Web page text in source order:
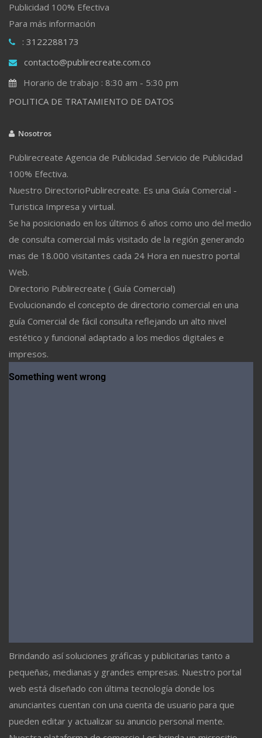
Publicidad 100% Efectiva
Para más información
: 3122288173
contacto@publirecreate.com.co
Horario de trabajo : 8:30 am - 5:30 pm
POLITICA DE TRATAMIENTO DE DATOS
Nosotros
Publirecreate Agencia de Publicidad .Servicio de Publicidad
100% Efectiva.
Nuestro DirectorioPublirecreate. Es una Guía Comercial -
Turistica Impresa y virtual.
Se ha posicionado en los últimos 6 años como uno del medio
de consulta comercial más visitado de la región generando
mas de 18.000 visitantes cada 24 Hora en nuestro portal
Web.
Directorio Publirecreate ( Guía Comercial)
Evolucionando el concepto de directorio comercial en una
guía Comercial de fácil consulta reflejando un alto nivel
estético y funcional adaptado a los medios digitales e
impresos.
Brindando así soluciones gráficas y publicitarias tanto a
pequeñas, medianas y grandes empresas. Nuestro portal
web está diseñado con última tecnología donde los
anunciantes cuentan con una cuenta de usuario para que
pueden editar y actualizar su anuncio personal mente.